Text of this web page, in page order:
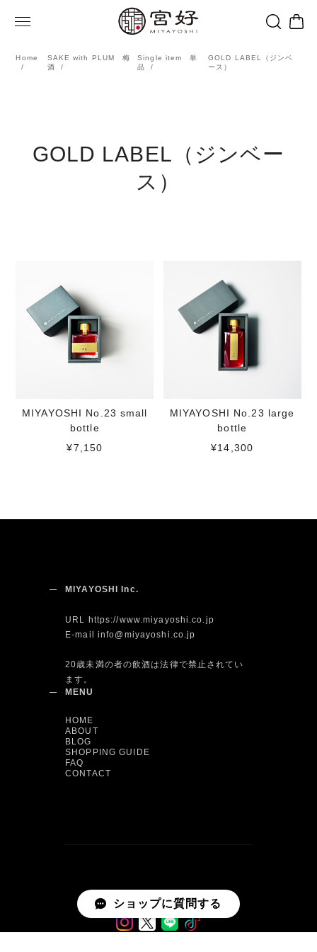
Home
SAKE with PLUM 梅
酒
Single item 単
品
GOLD LABEL（ジンベ
ース）
GOLD LABEL（ジンベー
ス）
MIYAYOSHI No.23 small
bottle
¥7,150
MIYAYOSHI No.23 large
bottle
¥14,300
MIYAYOSHI Inc.
URL https://www.miyayoshi.co.jp
E-mail info@miyayoshi.co.jp
20歳未満の者の飲酒は法律で禁止されてい
ます。
MENU
HOME
ABOUT
BLOG
SHOPPING GUIDE
FAQ
CONTACT
ショップに質問する